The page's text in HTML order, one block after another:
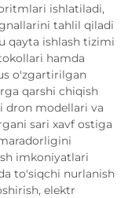
ishlatiladi,
tahlil qiladi
qayta ishlash tizimi
hamda
o'zgartirilgan
qarshi chiqish
dron modellari va
sari xavf ostiga
imkoniyatlari
to'siqchi nurlanish
elektr